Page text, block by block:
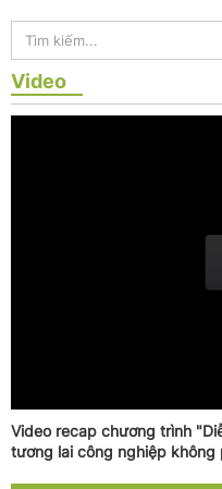
Video
Video recap chương trình
tương lai công nghiệp không